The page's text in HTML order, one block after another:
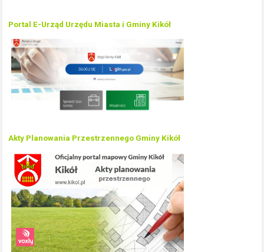
Portal E-Urząd Urzędu Miasta i Gminy Kikół
Akty Planowania Przestrzennego Gminy Kikół